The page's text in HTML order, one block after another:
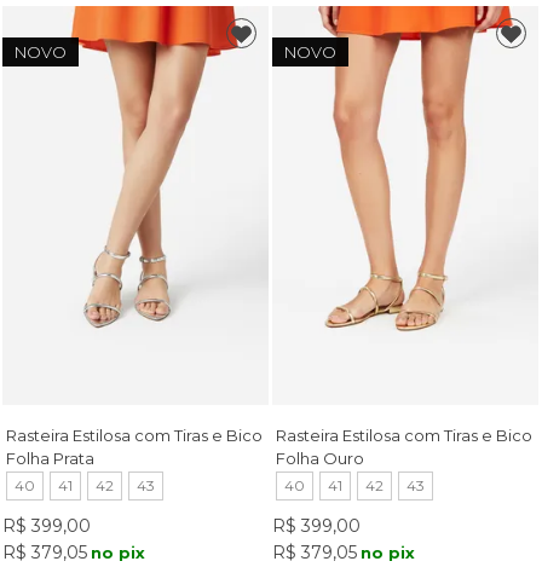
NOVO
Rasteira Estilosa com Tiras e Bico
Folha Prata
40 41 42 43
R$ 399,00
R$ 379,05 no pix
NOVO
Rasteira Estilosa com Tiras e Bico
Folha Ouro
40 41 42 43
R$ 399,00
R$ 379,05 no pix